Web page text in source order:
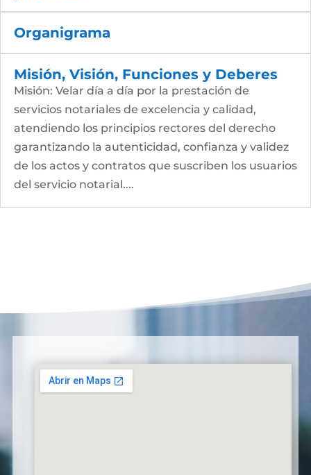
Organigrama
Misión, Visión, Funciones y Deberes
Misión: Velar día a día por la prestación de
servicios notariales de excelencia y calidad,
atendiendo los principios rectores del derecho
garantizando la autenticidad, confianza y validez
de los actos y contratos que suscriben los usuarios
del servicio notarial....